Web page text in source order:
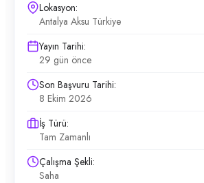
Lokasyon:
Antalya Aksu Türkiye
Yayın Tarihi:
29 gün önce
Son Başvuru Tarihi:
8 Ekim 2026
İş Türü:
Tam Zamanlı
Çalışma Şekli:
Saha